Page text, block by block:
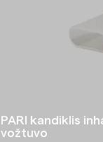
PARI kandiklis
vožtuvo